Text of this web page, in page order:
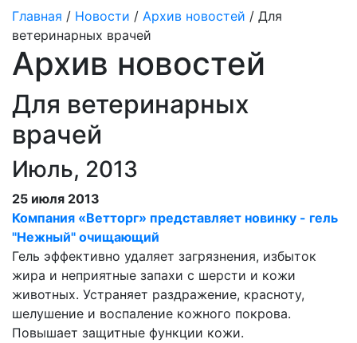
Главная / Новости / Архив новостей / Для
ветеринарных врачей
Архив новостей
Для ветеринарных
врачей
Июль, 2013
25 июля 2013
Компания «Ветторг» представляет новинку - гель
"Нежный" очищающий
Гель эффективно удаляет загрязнения, избыток
жира и неприятные запахи с шерсти и кожи
животных. Устраняет раздражение, красноту,
шелушение и воспаление кожного покрова.
Повышает защитные функции кожи.